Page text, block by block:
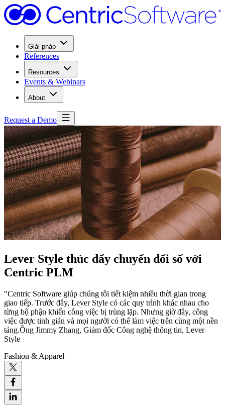
Giải pháp
References
Resources
Events & Webinars
About
Request a Demo
Lever Style thúc đẩy chuyển đổi số với
Centric PLM
"Centric Software giúp chúng tôi tiết kiệm nhiều thời gian trong
giao tiếp. Trước đây, Lever Style có các quy trình khác nhau cho
từng bộ phận khiến công việc bị trùng lặp. Nhưng giờ đây, công
việc được tinh giản và mọi người có thể làm việc trên cùng một nền
tảng.Ông Jimmy Zhang, Giám đốc Công nghệ thông tin, Lever
Style
Fashion & Apparel